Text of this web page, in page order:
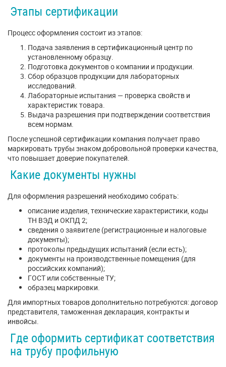
Этапы сертификации
Процесс оформления состоит из этапов:
Подача заявления в сертификационный центр по
установленному образцу.
Подготовка документов о компании и продукции.
Сбор образцов продукции для лабораторных
исследований.
Лабораторные испытания — проверка свойств и
характеристик товара.
Выдача разрешения при подтверждении соответствия
всем нормам.
После успешной сертификации компания получает право
маркировать трубы знаком добровольной проверки качества,
что повышает доверие покупателей.
Какие документы нужны
Для оформления разрешений необходимо собрать:
описание изделия, технические характеристики, коды
ТН ВЭД и ОКПД 2;
сведения о заявителе (регистрационные и налоговые
документы);
протоколы предыдущих испытаний (если есть);
документы на производственные помещения (для
российских компаний);
ГОСТ или собственные ТУ;
образец маркировки.
Для импортных товаров дополнительно потребуются: договор
представителя, таможенная декларация, контракты и
инвойсы.
Где оформить сертификат соответствия
на трубу профильную